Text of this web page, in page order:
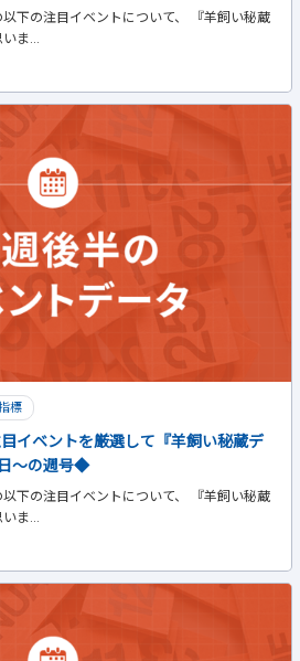
以下の注目イベントについて、 『羊飼い秘蔵
ま...
標
イベントを厳選して『羊飼い秘蔵デ
～の週号◆
以下の注目イベントについて、 『羊飼い秘蔵
ま...